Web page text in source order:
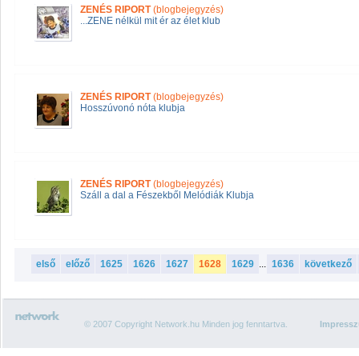
ZENÉS RIPORT(blogbejegyzés)
...ZENE nélkül mit ér az élet klub
ZENÉS RIPORT(blogbejegyzés)
Hosszúvonó nóta klubja
ZENÉS RIPORT(blogbejegyzés)
Száll a dal a Fészekből Melódiák Klubja
első előző 1625 1626 1627 1628 1629 ... 1636 következő
© 2007 Copyright Network.hu Minden jog fenntartva.